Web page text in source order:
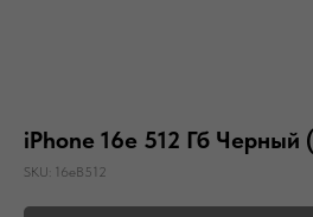
iPhone 16e 512 Гб Черный
SKU: 16eB512